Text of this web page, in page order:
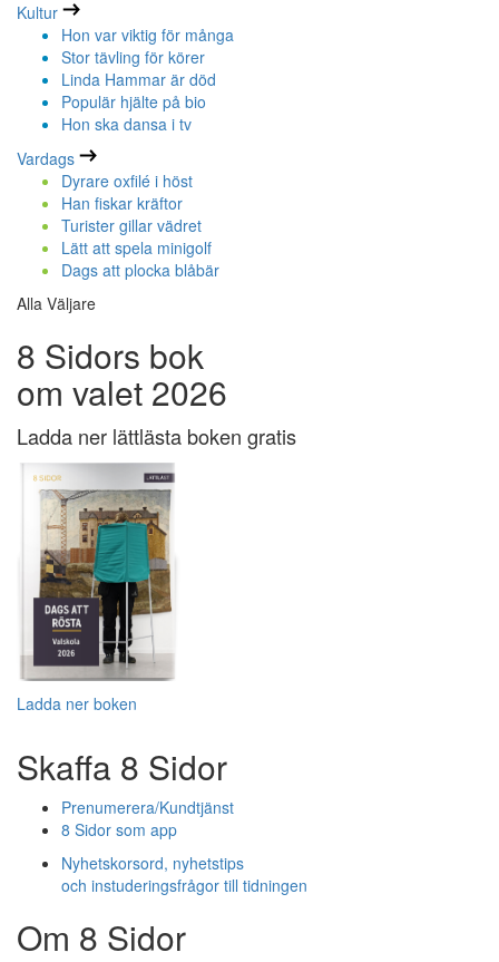
Kultur
Hon var viktig för många
Stor tävling för körer
Linda Hammar är död
Populär hjälte på bio
Hon ska dansa i tv
Vardags
Dyrare oxfilé i höst
Han fiskar kräftor
Turister gillar vädret
Lätt att spela minigolf
Dags att plocka blåbär
Alla Väljare
8 Sidors bok
om valet 2026
Ladda ner lättlästa boken gratis
Ladda ner boken
Skaffa 8 Sidor
Prenumerera/Kundtjänst
8 Sidor som app
Nyhetskorsord, nyhetstips
och instuderingsfrågor till tidningen
Om 8 Sidor